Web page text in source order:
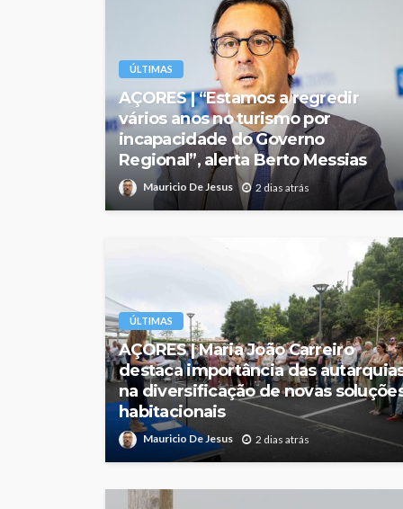
ÚLTIMAS
AÇORES | “Estamos a regredir
vários anos no turismo por
incapacidade do Governo
Regional”, alerta Berto Messias
Mauricio De Jesus 2 dias atrás
ÚLTIMAS
AÇORES | Maria João Carreiro
destaca importância das
na diversificação de novas
habitacionais
Mauricio De Jesus 2 dias atrás